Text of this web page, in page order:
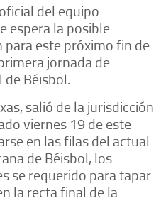
del equipo
espera la posible
este próximo fin de
jornada de
Béisbol.
salió de la jurisdicción
viernes 19 de este
en las filas del actual
de Béisbol, los
se requerido para tapar
la recta final de la